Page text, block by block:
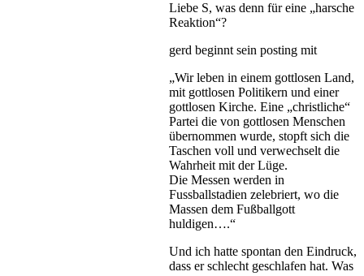
Liebe S, was denn für eine „harsche
Reaktion“?
gerd beginnt sein posting mit
„Wir leben in einem gottlosen Land,
mit gottlosen Politikern und einer
gottlosen Kirche. Eine „christliche“
Partei die von gottlosen Menschen
übernommen wurde, stopft sich die
Taschen voll und verwechselt die
Wahrheit mit der Lüge.
Die Messen werden in
Fussballstadien zelebriert, wo die
Massen dem Fußballgott
huldigen….“
Und ich hatte spontan den Eindruck,
dass er schlecht geschlafen hat. Was